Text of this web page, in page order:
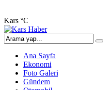
Kars °C
Ana Sayfa
Ekonomi
Foto Galeri
Gündem